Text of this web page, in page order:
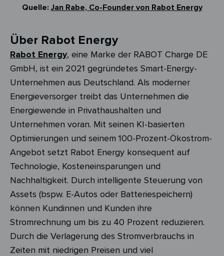
Quelle: Jan Rabe, Co-Founder von Rabot Energy
Über Rabot Energy
Rabot Energy, eine Marke der RABOT Charge DE
GmbH, ist ein 2021 gegründetes Smart-Energy-
Unternehmen aus Deutschland. Als moderner
Energieversorger treibt das Unternehmen die
Energiewende in Privathaushalten und
Unternehmen voran. Mit seinen KI-basierten
Optimierungen und seinem 100-Prozent-Ökostrom-
Angebot setzt Rabot Energy konsequent auf
Technologie, Kosteneinsparungen und
Nachhaltigkeit. Durch intelligente Steuerung von
Assets (bspw. E-Autos oder Batteriespeichern)
können Kundinnen und Kunden ihre
Stromrechnung um bis zu 40 Prozent reduzieren.
Durch die Verlagerung des Stromverbrauchs in
Zeiten mit niedrigen Preisen und viel